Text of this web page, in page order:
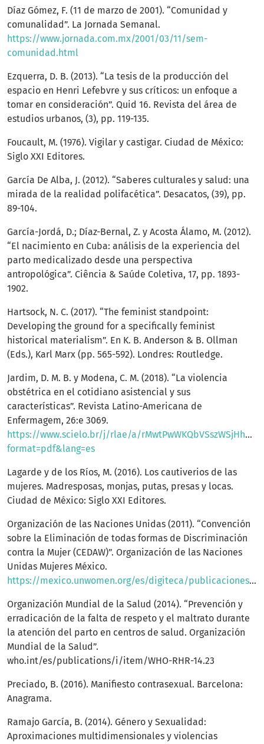
Díaz Gómez, F. (11 de marzo de 2001). “Comunidad y
comunalidad”. La Jornada Semanal.
https://www.jornada.com.mx/2001/03/11/sem-
comunidad.html
Ezquerra, D. B. (2013). “La tesis de la producción del
espacio en Henri Lefebvre y sus críticos: un enfoque a
tomar en consideración”. Quid 16. Revista del área de
estudios urbanos, (3), pp. 119-135.
Foucault, M. (1976). Vigilar y castigar. Ciudad de México:
Siglo XXI Editores.
García De Alba, J. (2012). “Saberes culturales y salud: una
mirada de la realidad polifacética”. Desacatos, (39), pp.
89-104.
García-Jordá, D.; Díaz-Bernal, Z. y Acosta Álamo, M. (2012).
“El nacimiento en Cuba: análisis de la experiencia del
parto medicalizado desde una perspectiva
antropológica”. Ciência & Saúde Coletiva, 17, pp. 1893-
1902.
Hartsock, N. C. (2017). “The feminist standpoint:
Developing the ground for a specifically feminist
historical materialism”. En K. B. Anderson & B. Ollman
(Eds.), Karl Marx (pp. 565-592). Londres: Routledge.
Jardim, D. M. B. y Modena, C. M. (2018). “La violencia
obstétrica en el cotidiano asistencial y sus
características”. Revista Latino-Americana de
Enfermagem, 26:e 3069.
https://www.scielo.br/j/rlae/a/
format=pdf&lang=es
Lagarde y de los Ríos, M. (2016). Los cautiverios de las
mujeres. Madresposas, monjas, putas, presas y locas.
Ciudad de México: Siglo XXI Editores.
Organización de las Naciones Unidas (2011). “Convención
sobre la Eliminación de todas formas de Discriminación
contra la Mujer (CEDAW)”. Organización de las Naciones
Unidas Mujeres México.
https://mexico.unwomen.org/es/digiteca/publicaciones/2011/12/cedaw
Organización Mundial de la Salud (2014). “Prevención y
erradicación de la falta de respeto y el maltrato durante
la atención del parto en centros de salud. Organización
Mundial de la Salud”.
who.int/es/publications/i/item/WHO-RHR-14.23
Preciado, B. (2016). Manifiesto contrasexual. Barcelona:
Anagrama.
Ramajo García, B. (2014). Género y Sexualidad:
Aproximaciones multidimensionales y violencias